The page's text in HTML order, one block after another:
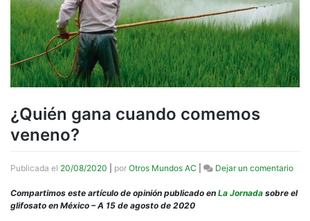
¿Quién gana cuando comemos
veneno?
Publicada el 20/08/2020 por Otros Mundos AC Dejar un comentarioen
Compartimos este artículo de opinión publicado en La Jornada sobre el
glifosato en México – A 15 de agosto de 2020